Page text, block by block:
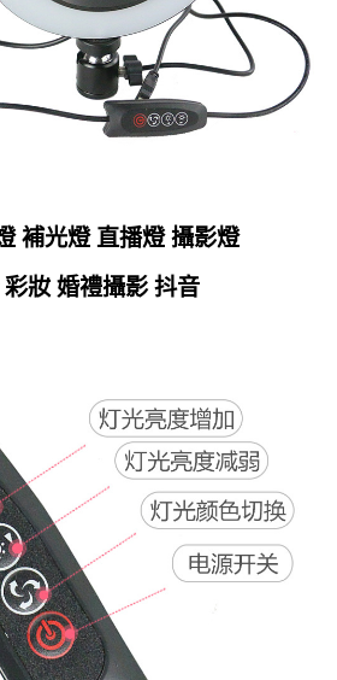
補光燈 直播燈 攝影燈
妝 婚禮攝影 抖音